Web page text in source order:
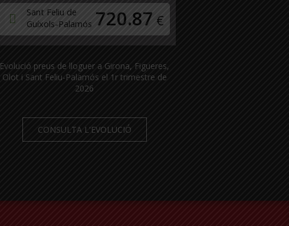
Sant Feliu de
Guíxols-Palamós 720.87 €
Evolució preus de lloguer a Girona, Figueres,
Olot i Sant Feliu-Palamós el 1r trimestre de
2026
CONSULTA L'EVOLUCIÓ